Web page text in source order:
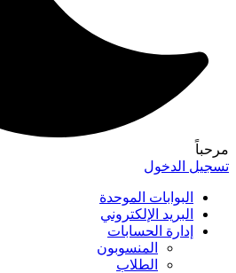
مرحباً
تسجيل الدخول
البوابات الموحدة
البريد الإلكتروني
إدارة الحسابات
المنسوبون
الطلاب